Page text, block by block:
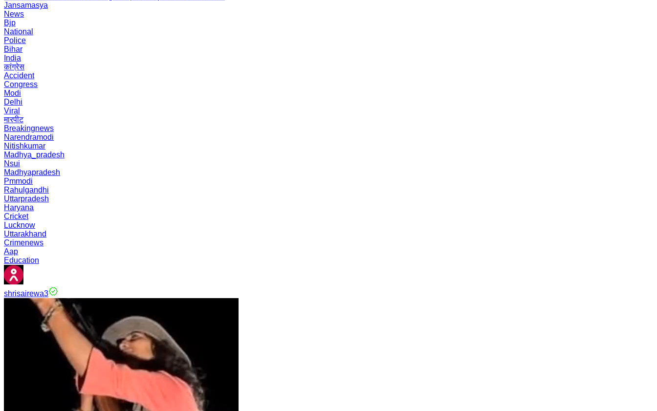
Jansamasya
News
Bjp
National
Police
Bihar
India
कांग्रेस
Accident
Congress
Modi
Delhi
Viral
मारपीट
Breakingnews
Narendramodi
Nitishkumar
Madhya_pradesh
Nsui
Madhyapradesh
Pmmodi
Rahulgandhi
Uttarpradesh
Haryana
Cricket
Lucknow
Uttarakhand
Crimenews
Aap
Education
shrisairewa3